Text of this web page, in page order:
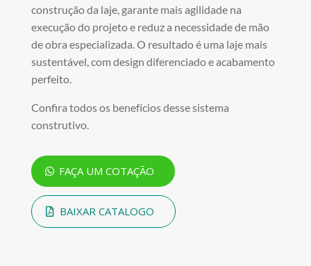
construção da laje, garante mais agilidade na
execução do projeto e reduz a necessidade de mão
de obra especializada. O resultado é uma laje mais
sustentável, com design diferenciado e acabamento
perfeito.
Confira todos os benefícios desse sistema
construtivo.
FAÇA UM COTAÇÃO
BAIXAR CATALOGO